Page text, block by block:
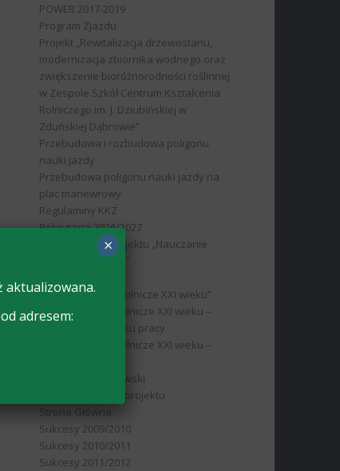
POWER 2017-2019
Program Zjazdu
Projekt „Rewitalizacja drzewostanu,
modernizacja zbiornika wodnego oraz
zwiększenie bioróżnorodności roślinnej
w Zespole Szkół Centrum Kształcenia
Rolniczego im. J. Dziubińskiej w
Zduńskiej Dąbrowie”
Przebudowa i rozbudowa poligonu
nauki jazdy
Przebudowa poligonu nauki jazdy na
plac manewrowy
Regulaminy KKZ
Rekrutacja 2026/2027
Rekrutacja do projektu „Nauczanie
rolnicze XXI wieku”
RPO „Nauczanie rolnicze XXI wieku”
RPO Nauczanie rolnicze XXI wieku –
absolwent na rynku pracy
RPO Nauczanie rolnicze XXI wieku –
Samorząd Uczniowski
Stopień realizacji projektu
Strona Główna
Sukcesy 2009/2010
Sukcesy 2010/2011
Sukcesy 2011/2012
aktualizowana.
adresem:
×